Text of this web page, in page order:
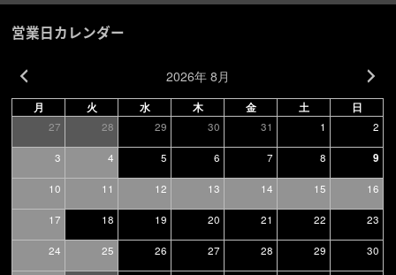
営業日カレンダー
2026年 8月
月 火 水 木 金 土
日
27
28 29 30 31 1 2
3 4 5 6 7 8
9
10
11 12 13 14 15 16
17 18 19 20 21 22 23
24 25 26 27 28 29 30